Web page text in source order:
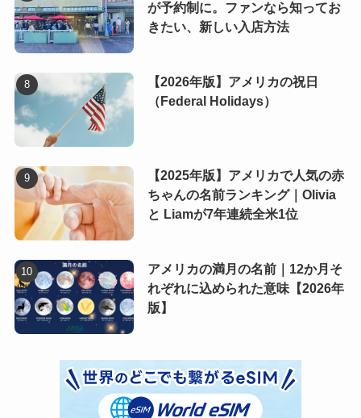
が予約制に。ファンなら知ってお
きたい、新しい入店方法
【2026年版】アメリカの祝日
（Federal Holidays）
【2025年版】アメリカで人気の赤
ちゃんの名前ランキング｜Olivia
と Liamが7年連続全米1位
アメリカの満月の名前｜12か月そ
れぞれに込められた意味【2026年
版】